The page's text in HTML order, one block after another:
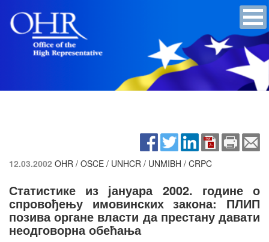
12.03.2002 OHR / OSCE / UNHCR / UNMIBH / CRPC
Статистике из јануара 2002. године о
спровођењу имовинских закона: ПЛИП
позива органе власти да престану давати
неодговорна обећања